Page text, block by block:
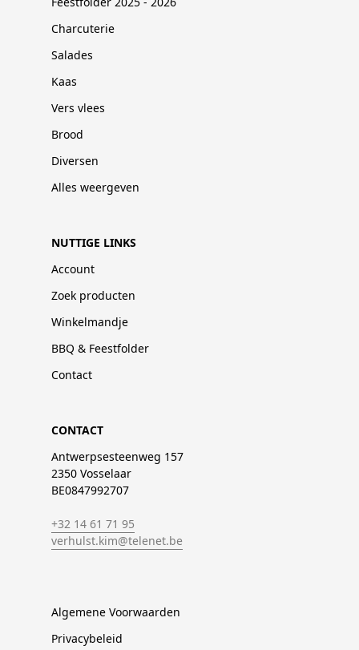
Charcuterie
Salades
Kaas
Vers vlees
Brood
Diversen
Alles weergeven
NUTTIGE LINKS
Account
Zoek producten
Winkelmandje
BBQ & Feestfolder
Contact
CONTACT
Antwerpsesteenweg 157
2350 Vosselaar
BE0847992707
+32 14 61 71 95
verhulst.kim@telenet.be
Algemene Voorwaarden
Privacybeleid